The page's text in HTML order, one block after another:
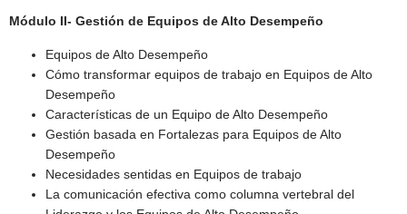
Módulo II- Gestión de Equipos de Alto Desempeño
Equipos de Alto Desempeño
Cómo transformar equipos de trabajo en Equipos de Alto
Desempeño
Características de un Equipo de Alto Desempeño
Gestión basada en Fortalezas para Equipos de Alto
Desempeño
Necesidades sentidas en Equipos de trabajo
La comunicación efectiva como columna vertebral del